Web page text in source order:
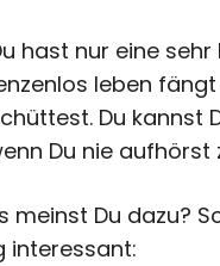
hast nur eine
leben
Du kannst
Du nie aufhörst
meinst Du dazu?
interessant: